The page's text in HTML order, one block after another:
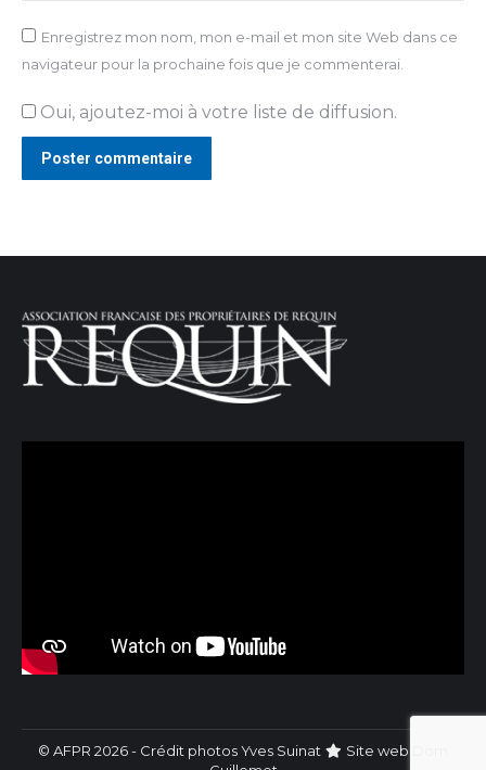
Enregistrez mon nom, mon e-mail et mon site Web dans ce
navigateur pour la prochaine fois que je commenterai.
Oui, ajoutez-moi à votre liste de diffusion.
Poster commentaire
© AFPR 2026 - Crédit photos Yves Suinat Site web